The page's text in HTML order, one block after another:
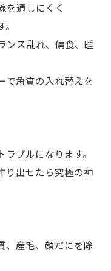
を通しにくく
ンス乱れ、偏食、睡
で角質の入れ替えを
ブルになります。
り出せたら究極の神
、産毛、顔だにを除